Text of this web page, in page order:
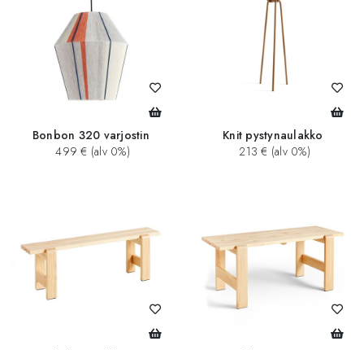
Bonbon 320 varjostin
499 € (alv 0%)
Knit pystynaulakko
213 € (alv 0%)